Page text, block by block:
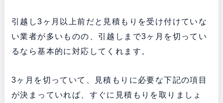
引越し3ヶ月以上前だと見積もりを受け付けていな
い業者が多いものの、引越しまで3ヶ月を切ってい
るなら基本的に対応してくれます。
3ヶ月を切っていて、見積もりに必要な下記の項目
が決まっていれば、すぐに見積もりを取りましょ